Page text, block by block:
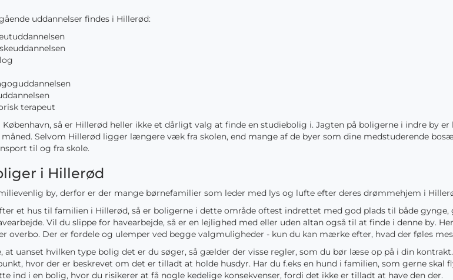
uddannelser findes i Hillerød:
terapeut
København, så er Hillerød heller ikke et dårligt valg at finde en studiebolig i. Jagten på boligerne i indre by
Selvom Hillerød ligger længere væk fra skolen, end mange af de byer som dine medstuderende
til og fra skole.
i Hillerød
by, derfor er der mange børnefamilier som leder med lys og lufte efter deres drømmehjem i
et hus til familien i Hillerød, så er boligerne i dette område oftest indrettet med god plads til både gynge,
Vil du slippe for havearbejde, så er en lejlighed med eller uden altan også til at finde i denne by.
overbo. Der er fordele og ulemper ved begge valgmuligheder - kun du kan mærke efter, hvad der føles
at uanset hvilken type bolig det er du søger, så gælder der visse regler, som du bør læse op på i din
hvor der er beskrevet om det er tilladt at holde husdyr. Har du f.eks en hund i familien, som gerne skal
ind i en bolig, hvor du risikerer at få nogle kedelige konsekvenser, fordi det ikke er tilladt at have den der.